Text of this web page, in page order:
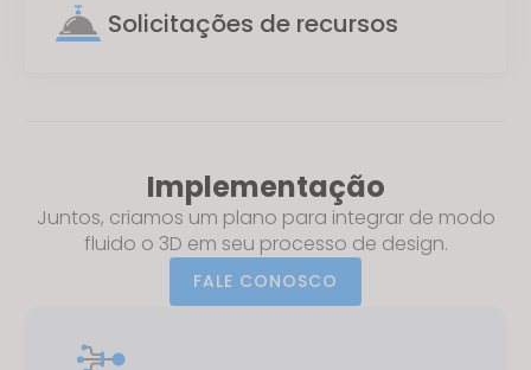
Solicitações de recursos
Implementação
Juntos, criamos um plano para integrar de modo
fluido o 3D em seu processo de design.
FALE CONOSCO